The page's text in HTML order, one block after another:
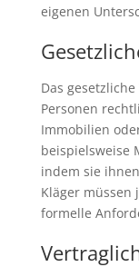
eigenen
Das
Personen
Immobilien
beispielsweise
indem sie
Kläger müssen
formelle